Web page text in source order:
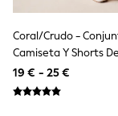
Shoes
Skirts
Nighties
Coral/crudo -
Camiseta Y Shorts
Corta De Moana De
Meses-7 Años)
19 € - 25 €